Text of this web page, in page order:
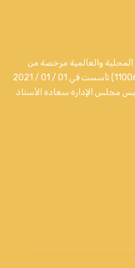
والعالمية مرخصة من
الهيئة العامة لتنظيم الإعلام رقم (1100666) تأسست في 01 / 01 / 2021
مجلس الإدارة سعادة الأستاذ